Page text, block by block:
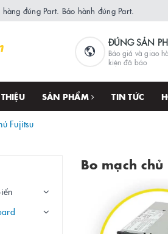
đúng Part. Bảo hành đúng Part.
ĐÚNG SẢN
Báo giá và giao
kiện đã báo
SẢN PHẨM TIN TỨC
Fujitsu
Bo mạch chủ